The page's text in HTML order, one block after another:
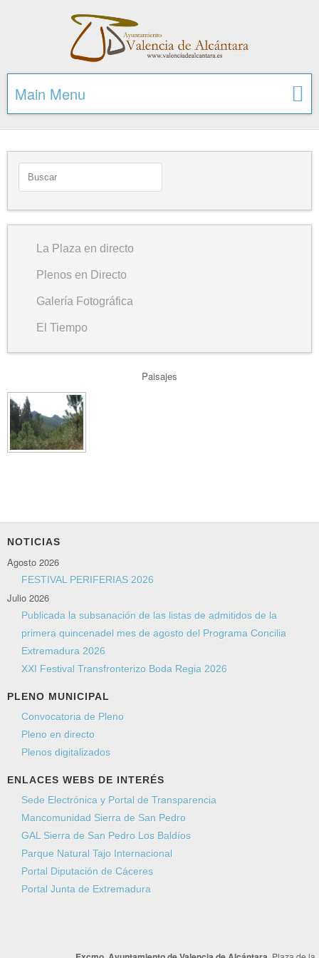
Main Menu
La Plaza en directo
Plenos en Directo
Galería Fotográfica
El Tiempo
Paisajes
NOTICIAS
Agosto 2026
FESTIVAL PERIFERIAS 2026
Julio 2026
Publicada la subsanación de las listas de admitidos de la
primera quincenadel mes de agosto del Programa Concilia
Extremadura 2026
XXI Festival Transfronterizo Boda Regia 2026
PLENO MUNICIPAL
Convocatoria de Pleno
Pleno en directo
Plenos digitalizados
ENLACES WEBS DE INTERÉS
Sede Electrónica y Portal de Transparencia
Mancomunidad Sierra de San Pedro
GAL Sierra de San Pedro Los Baldíos
Parque Natural Tajo Internacional
Portal Diputación de Cáceres
Portal Junta de Extremadura